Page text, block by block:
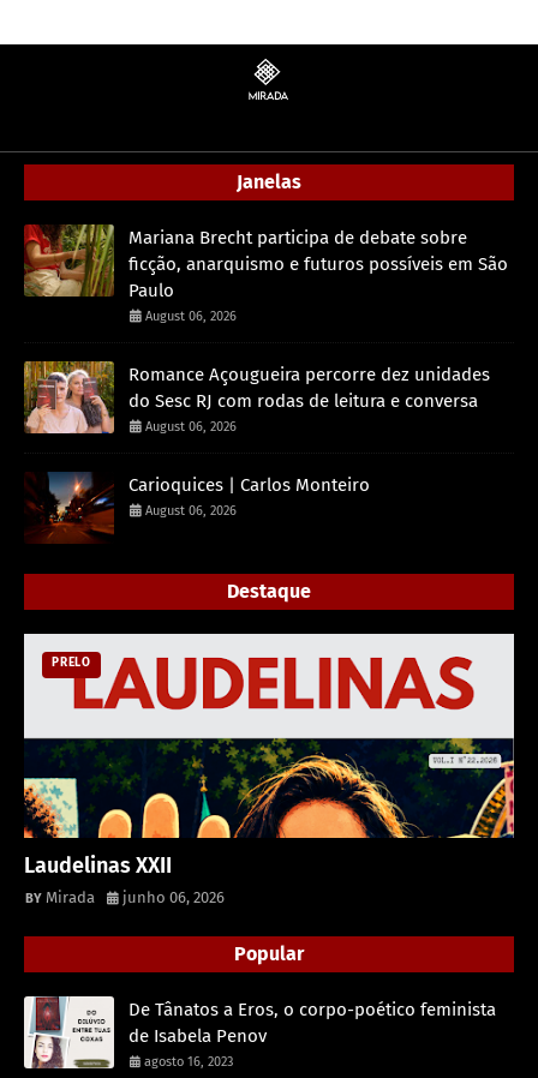
Janelas
Mariana Brecht participa de debate sobre
ficção, anarquismo e futuros possíveis em São
Paulo
August 06, 2026
Romance Açougueira percorre dez unidades
do Sesc RJ com rodas de leitura e conversa
August 06, 2026
Carioquices | Carlos Monteiro
August 06, 2026
Destaque
PRELO
Laudelinas XXII
Mirada junho 06, 2026
Popular
De Tânatos a Eros, o corpo-poético feminista
de Isabela Penov
agosto 16, 2023